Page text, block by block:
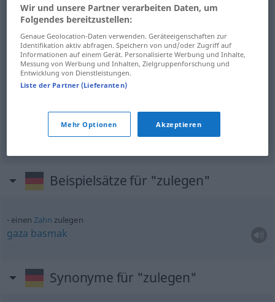
Beispiele
sich (DAT)zulegen
edinmek
takmak
Beispielsätze für "zulegen"
einenZahn zulegen
gaza basmak
Synonyme für "zulegen"
Wir und unsere Partner verarbeiten Daten, um
Folgendes bereitzustellen:
Genaue Geolocation-Daten verwenden. Geräteeigenschaften zur
Identifikation aktiv abfragen. Speichern von und/oder Zugriff auf
Informationen auf einem Gerät. Personalisierte Werbung und Inhalte,
Messung von Werbung und Inhalten, Zielgruppenforschung und
Entwicklung von Dienstleistungen.
Liste der Partner (Lieferanten)
Mehr Optionen Akzeptieren